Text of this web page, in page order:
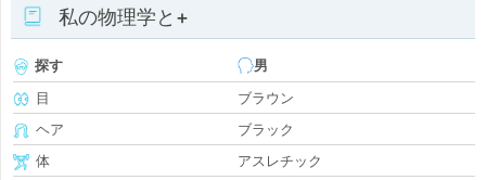
私の物理学と+
探す
男
目
ブラウン
ヘア
ブラック
体
アスレチック